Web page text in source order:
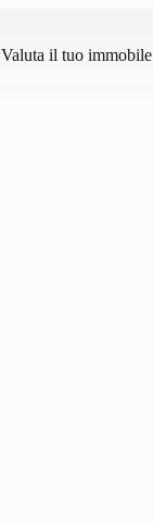
Valuta il tuo immobile